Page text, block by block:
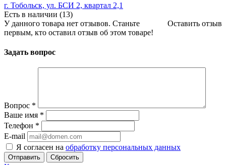
г. Тобольск, ул. БСИ 2, квартал 2,1
Есть в наличии (13)
Оставить отзыв
У данного товара нет отзывов. Станьте
первым, кто оставил отзыв об этом товаре!
Задать вопрос
Вопрос *
Ваше имя *
Телефон *
E-mail
Я согласен на обработку персональных данных
Сбросить